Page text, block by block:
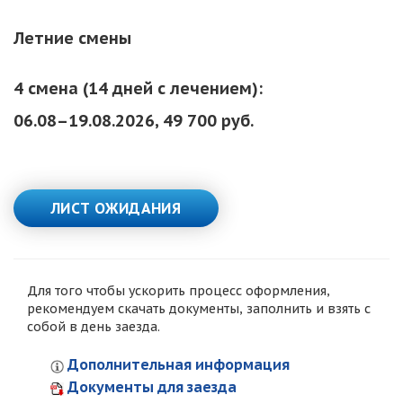
Летние смены
4 смена (14 дней с лечением):
06.08–19.08.2026, 49 700 руб.
ЛИСТ ОЖИДАНИЯ
Для того чтобы ускорить процесс оформления,
рекомендуем скачать документы, заполнить и взять с
собой в день заезда.
Дополнительная информация
Документы для заезда